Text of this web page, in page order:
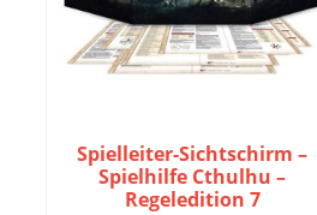
Spielleiter-Sichtschirm –
Spielhilfe Cthulhu –
Regeledition 7